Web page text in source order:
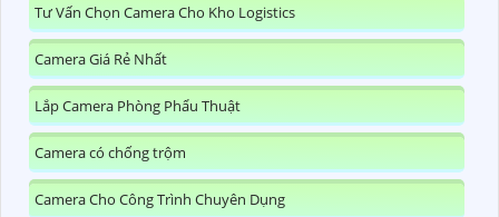
Tư Vấn Chọn Camera Cho Kho Logistics
Camera Giá Rẻ Nhất
Lắp Camera Phòng Phẩu Thuật
Camera có chống trộm
Camera Cho Công Trình Chuyên Dụng